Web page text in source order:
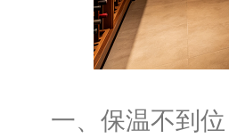
一、保温不到位